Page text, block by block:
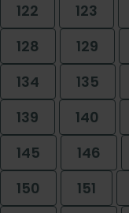
122
123
128
129
134
135
139
140
145
146
150
151